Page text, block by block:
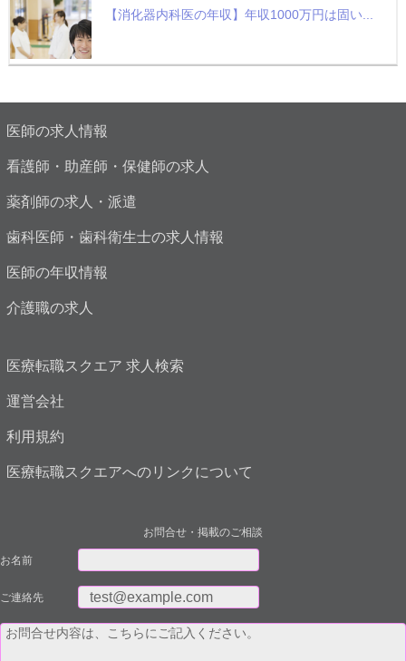
【消化器内科医の年収】年収1000万円は固い...
医師の求人情報
看護師・助産師・保健師の求人
薬剤師の求人・派遣
歯科医師・歯科衛生士の求人情報
医師の年収情報
介護職の求人
医療転職スクエア 求人検索
運営会社
利用規約
医療転職スクエアへのリンクについて
お問合せ・掲載のご相談
お名前
ご連絡先